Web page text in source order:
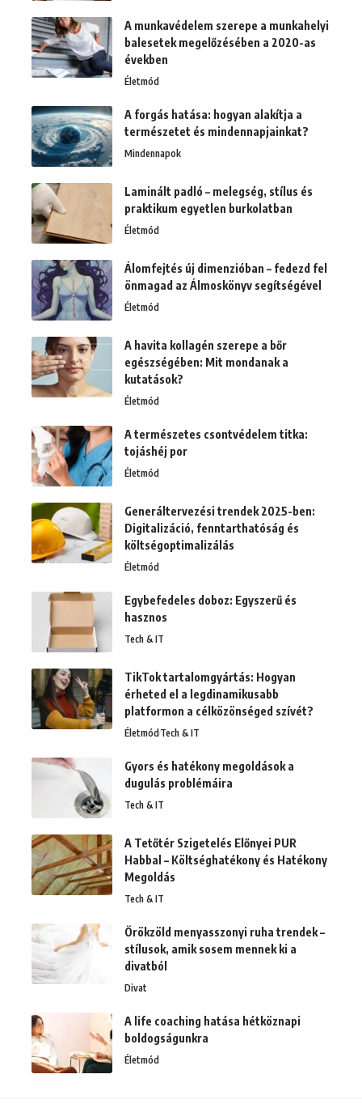
A munkavédelem szerepe a munkahelyi
balesetek megelőzésében a 2020-as
években
Életmód
A forgás hatása: hogyan alakítja a
természetet és mindennapjainkat?
Mindennapok
Laminált padló – melegség, stílus és
praktikum egyetlen burkolatban
Életmód
Álomfejtés új dimenzióban – fedezd fel
önmagad az Álmoskönyv segítségével
Életmód
A havita kollagén szerepe a bőr
egészségében: Mit mondanak a
kutatások?
Életmód
A természetes csontvédelem titka:
tojáshéj por
Életmód
Generáltervezési trendek 2025-ben:
Digitalizáció, fenntarthatóság és
költségoptimalizálás
Életmód
Egybefedeles doboz: Egyszerű és
hasznos
Tech & IT
TikTok tartalomgyártás: Hogyan
érheted el a legdinamikusabb
platformon a célközönséged szívét?
ÉletmódTech & IT
Gyors és hatékony megoldások a
dugulás problémáira
Tech & IT
A Tetőtér Szigetelés Előnyei PUR
Habbal – Költséghatékony és Hatékony
Megoldás
Tech & IT
Örökzöld menyasszonyi ruha trendek –
stílusok, amik sosem mennek ki a
divatból
Divat
A life coaching hatása hétköznapi
boldogságunkra
Életmód